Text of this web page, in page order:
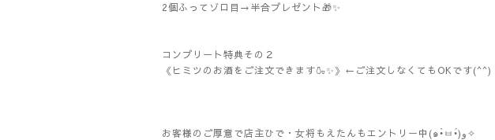
2個ふってゾロ目→半合プレゼント🎁✨
コンプリート特典その２
《ヒミツのお酒をご注文できます🍶✨》←ご注文しなくてもOKです(^^)
お客様のご厚意で店主ひで・女将もえたんもエントリー中(๑•̀ㅂ•́)و✧